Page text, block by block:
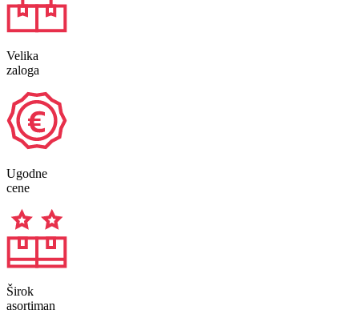
Velika
zaloga
Ugodne
cene
Širok
asortiman